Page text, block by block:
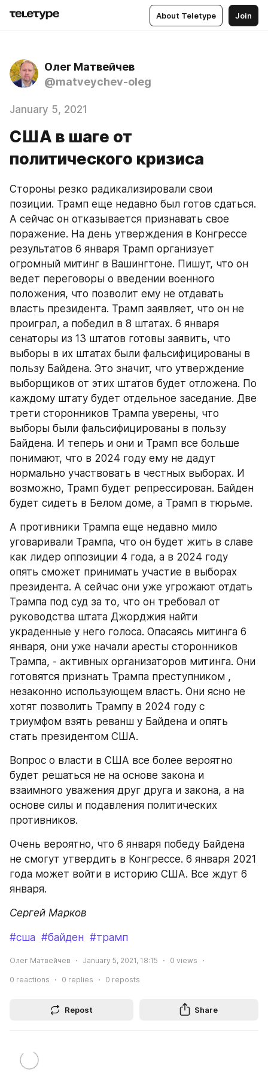
About Teletype Join
Олег Матвейчев
@matveychev-oleg
January 5, 2021
США в шаге от
политического кризиса
Стороны резко радикализировали свои
позиции. Трамп еще недавно был готов сдаться.
А сейчас он отказывается признавать свое
поражение. На день утверждения в Конгрессе
результатов 6 января Трамп организует
огромный митинг в Вашингтоне. Пишут, что он
ведет переговоры о введении военного
положения, что позволит ему не отдавать
власть президента. Трамп заявляет, что он не
проиграл, а победил в 8 штатах. 6 января
сенаторы из 13 штатов готовы заявить, что
выборы в их штатах были фальсифицированы в
пользу Байдена. Это значит, что утверждение
выборщиков от этих штатов будет отложена. По
каждому штату будет отдельное заседание. Две
трети сторонников Трампа уверены, что
выборы были фальсифицированы в пользу
Байдена. И теперь и они и Трамп все больше
понимают, что в 2024 году ему не дадут
нормально участвовать в честных выборах. И
возможно, Трамп будет репрессирован. Байден
будет сидеть в Белом доме, а Трамп в тюрьме.
А противники Трампа еще недавно мило
уговаривали Трампа, что он будет жить в славе
как лидер оппозиции 4 года, а в 2024 году
опять сможет принимать участие в выборах
президента. А сейчас они уже угрожают отдать
Трампа под суд за то, что он требовал от
руководства штата Джорджия найти
украденные у него голоса. Опасаясь митинга 6
января, они уже начали аресты сторонников
Трампа, - активных организаторов митинга. Они
готовятся признать Трампа преступником ,
незаконно использующем власть. Они ясно не
хотят позволить Трампу в 2024 году с
триумфом взять реванш у Байдена и опять
стать президентом США.
Вопрос о власти в США все более вероятно
будет решаться не на основе закона и
взаимного уважения друг друга и закона, а на
основе силы и подавления политических
противников.
Очень вероятно, что 6 января победу Байдена
не смогут утвердить в Конгрессе. 6 января 2021
года может войти в историю США. Все ждут 6
января.
Сергей Марков
#сша #байден #трамп
Олег Матвейчев January 5, 2021, 18:15 0 views
0 reactions 0 replies 0 reposts
Repost Share